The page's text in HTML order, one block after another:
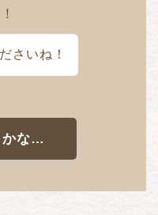
さいね！
かな…